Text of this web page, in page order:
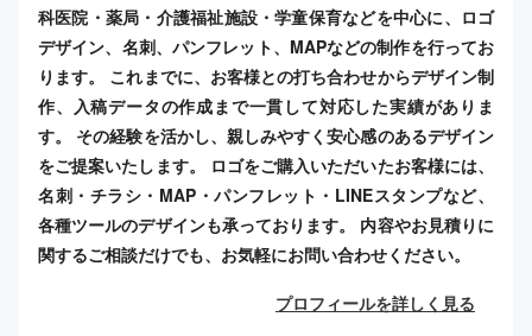
科医院・薬局・介護福祉施設・学童保育などを中心に、ロゴ
デザイン、名刺、パンフレット、MAPなどの制作を行ってお
ります。 これまでに、お客様との打ち合わせからデザイン制
作、入稿データの作成まで一貫して対応した実績がありま
す。 その経験を活かし、親しみやすく安心感のあるデザイン
をご提案いたします。 ロゴをご購入いただいたお客様には、
名刺・チラシ・MAP・パンフレット・LINEスタンプなど、
各種ツールのデザインも承っております。 内容やお見積りに
関するご相談だけでも、お気軽にお問い合わせください。
プロフィールを詳しく見る